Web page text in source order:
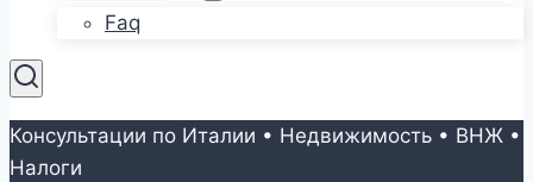
Faq
Консультации по Италии • Недвижимость • ВНЖ •
Налоги